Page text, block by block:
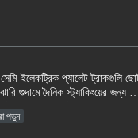
ইলেকট্রিক প্যালেট ট্রাকগুলি
গুদামে দৈনিক স্ট্যাকিংয়ের জন্য
পড়ুন